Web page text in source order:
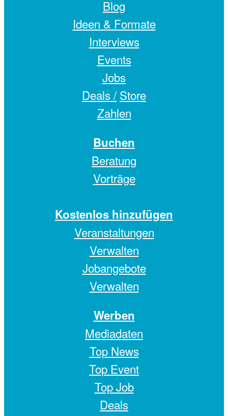
Blog
Ideen & Formate
Interviews
Events
Jobs
Deals / Store
Zahlen
Buchen
Beratung
Vorträge
Kostenlos hinzufügen
Veranstaltungen
Verwalten
Jobangebote
Verwalten
Werben
Mediadaten
Top News
Top Event
Top Job
Deals